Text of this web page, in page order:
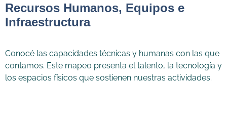
Recursos Humanos, Equipos e
Infraestructura
Conocé las capacidades técnicas y humanas con las que
contamos. Este mapeo presenta el talento, la tecnología y
los espacios físicos que sostienen nuestras actividades.